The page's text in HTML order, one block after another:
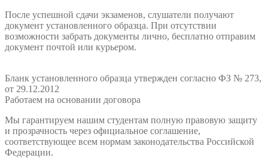
После успешной сдачи экзаменов, слушатели получают
документ установленного образца. При отсутствии
возможности забрать документы лично, бесплатно отправим
документ почтой или курьером.
Бланк установленного образца утвержден согласно ФЗ № 273,
от 29.12.2012
Работаем на основании договора
Мы гарантируем нашим студентам полную правовую защиту
и прозрачность через официальное соглашение,
соответствующее всем нормам законодательства Российской
Федерации.